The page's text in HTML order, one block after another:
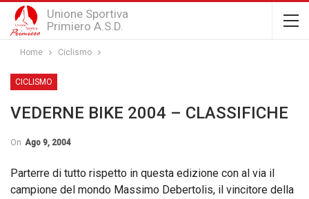
Unione Sportiva
Primiero A.S.D.
Home Ciclismo
CICLISMO
VEDERNE BIKE 2004 – CLASSIFICHE
On Ago 9, 2004
Parterre di tutto rispetto in questa edizione con al via il
campione del mondo Massimo Debertolis, il vincitore della